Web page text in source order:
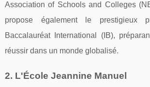
Association of Schools and Colleges
propose également le prestigieux
Baccalauréat International (IB),
réussir dans un monde globalisé.
2. L'École Jeannine Manuel